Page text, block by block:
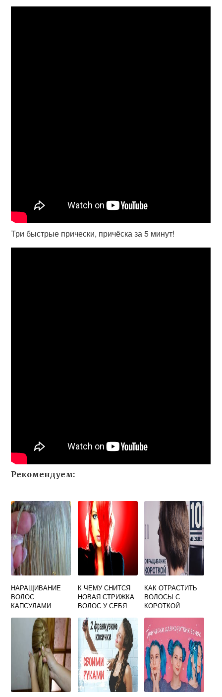
Три быстрые прически, причёска за 5 минут!
Рекомендуем:
НАРАЩИВАНИЕ
ВОЛОС
КАПСУЛАМИ
К ЧЕМУ СНИТСЯ
НОВАЯ СТРИЖКА
ВОЛОС У СЕБЯ
КАК ОТРАСТИТЬ
ВОЛОСЫ С
КОРОТКОЙ
КАРЕ